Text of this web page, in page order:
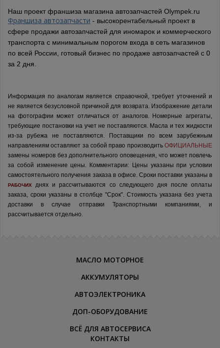
Наш проект франшиза магазина автозапчастей Olympek.ru
Франшиза автозапчасти - высокорентабельный проект в
сфере продажи автозапчастей для иномарок и коммерческого
транспорта с минимальным порогом входа в сеть магазинов
по всей России, готовый бизнес по продаже автозапчастей с 0
за 2 дня.
Информация по аналогам является справочной, требует уточнений и
не является безусловной причиной для возврата. Изображение детали
на фотографии может отличаться от аналогов. Номерные агрегаты,
требующие постановки на учет не поставляются. Масла и тех жидкости
из-за рубежа не поставляются.
Поставщики по всем зарубежным
направлениям оставляют за собой право производить ОФИЦИАЛЬНЫЕ
замены номеров без дополнительного оповещения, что может повлечь
за собой изменение цены. Комментарии: Цены указаны при условии
самостоятельного получения заказа в офисе. Сроки поставки указаны в
РАБОЧИХ
днях и рассчитываются со следующего дня после оплаты
заказа, сроки указаны в столбце "Срок". Стоимость указана без учета
доставки в случае отправки Транспортными компаниями, и
рассчитывается отдельно.
МАСЛО МОТОРНОЕ
АККУМУЛЯТОРЫ
АВТОЭЛЕКТРОНИКА
ДОП-ОБОРУДОВАНИЕ
ВСЁ ДЛЯ АВТОСЕРВИСА
КОНТАКТЫ